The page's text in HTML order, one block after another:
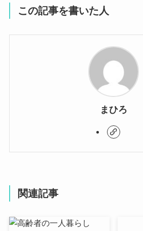
この記事を書いた人
まひろ
関連記事